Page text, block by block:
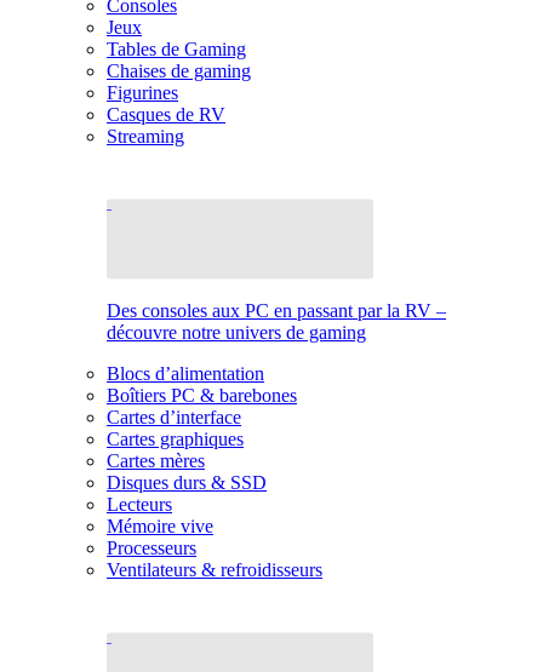
Consoles
Jeux
Tables de Gaming
Chaises de gaming
Figurines
Casques de RV
Streaming
Des consoles aux PC en passant par la RV –
découvre notre univers de gaming
Blocs d’alimentation
Boîtiers PC & barebones
Cartes d’interface
Cartes graphiques
Cartes mères
Disques durs & SSD
Lecteurs
Mémoire vive
Processeurs
Ventilateurs & refroidisseurs